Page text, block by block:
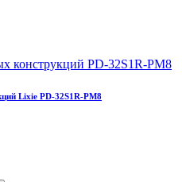
Lixie PD-32S1R-PM8